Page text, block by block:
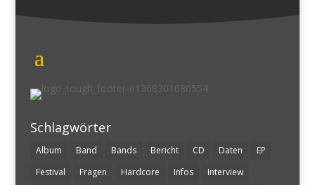
Schlagwörter
Album Band Bands Bericht CD Daten
EP
Festival
Fragen Hardcore Infos Interview